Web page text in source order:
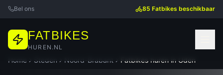
Bel ons 85 Fatbikes beschikbaar
FATBIKES
HUREN.NL
Home Steden Noord-Brabant Fatbikes huren in Uden